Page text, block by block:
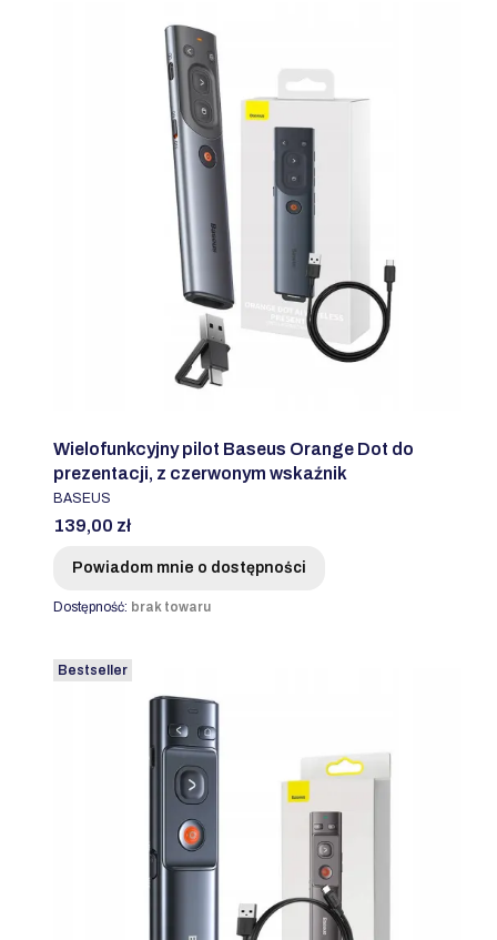
Wielofunkcyjny pilot Baseus Orange Dot do
prezentacji, z czerwonym wskaźnik
PRODUCENT
BASEUS
Cena
139,00 zł
Powiadom mnie o dostępności
Dostępność: brak towaru
Bestseller